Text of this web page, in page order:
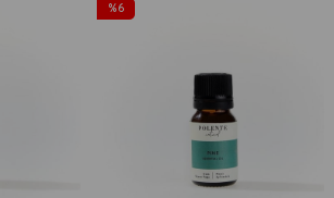
%6